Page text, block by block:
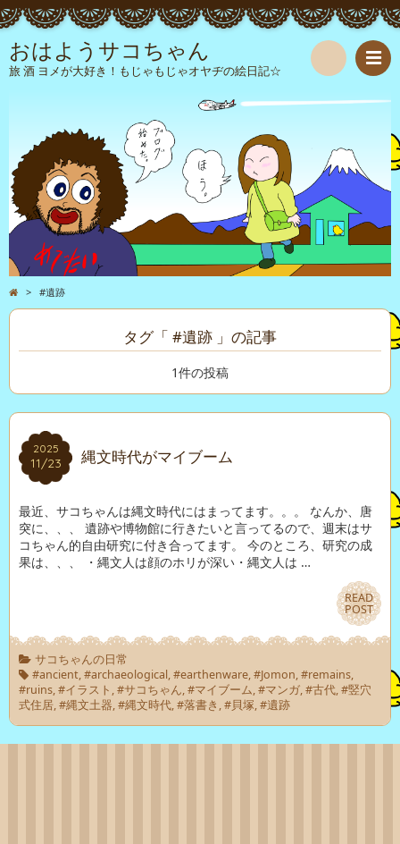
おはようサコちゃん
旅 酒 ヨメが大好き！もじゃもじゃオヤヂの絵日記☆
> #遺跡
タグ「 #遺跡 」の記事
1件の投稿
2025
11/23
2025
11/23 縄文時代がマイブーム
最近、サコちゃんは縄文時代にはまってます。。。 なんか、唐
突に、、、 遺跡や博物館に行きたいと言ってるので、週末はサ
コちゃん的自由研究に付き合ってます。 今のところ、研究の成
果は、、、 ・縄文人は顔のホリが深い・縄文人は …
READ
POST
READ
POST
サコちゃんの日常
#ancient,#archaeological,#earthenware,#Jomon,#remains,
#ruins,#イラスト ,#サコちゃん,#マイブーム,#マンガ,#古代,#竪穴
式住居,#縄文土器,#縄文時代,#落書き ,#貝塚,#遺跡